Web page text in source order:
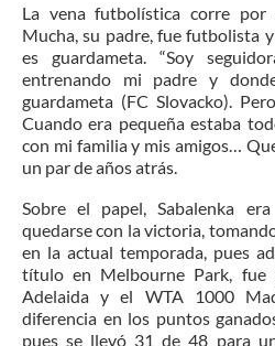
La vena futbolística corre por
Mucha, su padre, fue futbolista
es guardameta. “Soy
entrenando mi padre y
guardameta (FC Slovacko).
Cuando era pequeña estaba
con mi familia y mis amigos…
un par de años atrás.
Sobre el papel, Sabalenka
quedarse con la victoria,
en la actual temporada, pues
título en Melbourne Park, fue
Adelaida y el WTA 1000
diferencia en los puntos
pues se llevó 31 de 48 para